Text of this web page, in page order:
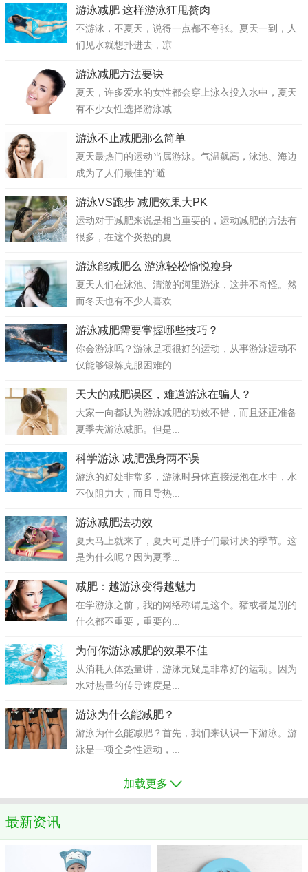
游泳减肥 这样游泳狂甩赘肉
不游泳，不夏天，说得一点都不夸张。夏天一到，人
们见水就想扑进去，凉...
游泳减肥方法要诀
夏天，许多爱水的女性都会穿上泳衣投入水中，夏天
有不少女性选择游泳减...
游泳不止减肥那么简单
夏天最热门的运动当属游泳。气温飙高，泳池、海边
成为了人们最佳的“避...
游泳VS跑步 减肥效果大PK
运动对于减肥来说是相当重要的，运动减肥的方法有
很多，在这个炎热的夏...
游泳能减肥么 游泳轻松愉悦瘦身
夏天人们在泳池、清澈的河里游泳，这并不奇怪。然
而冬天也有不少人喜欢...
游泳减肥需要掌握哪些技巧？
你会游泳吗？游泳是项很好的运动，从事游泳运动不
仅能够锻炼克服困难的...
天大的减肥误区，难道游泳在骗人？
大家一向都认为游泳减肥的功效不错，而且还正准备
夏季去游泳减肥。但是...
科学游泳 减肥强身两不误
游泳的好处非常多，游泳时身体直接浸泡在水中，水
不仅阻力大，而且导热...
游泳减肥法功效
夏天马上就来了，夏天可是胖子们最讨厌的季节。这
是为什么呢？因为夏季...
减肥：越游泳变得越魅力
在学游泳之前，我的网络称谓是这个。猪或者是别的
什么都不重要，重要的...
为何你游泳减肥的效果不佳
从消耗人体热量讲，游泳无疑是非常好的运动。因为
水对热量的传导速度是...
游泳为什么能减肥？
游泳为什么能减肥？首先，我们来认识一下游泳。游
泳是一项全身性运动，...
加载更多
最新资讯